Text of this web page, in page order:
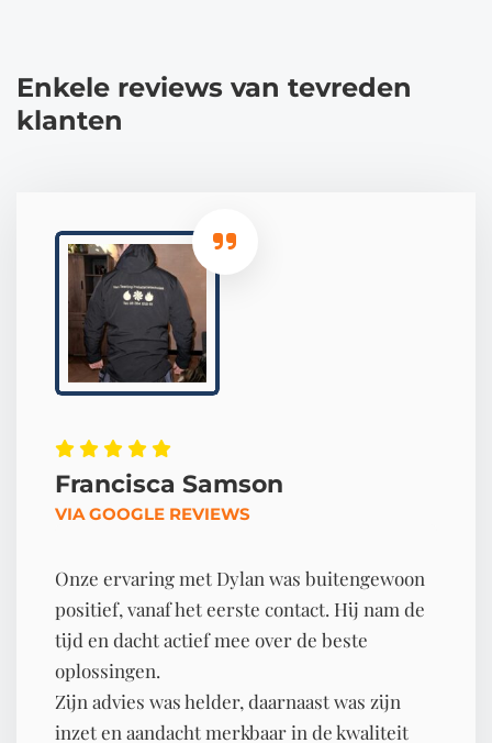
Enkele reviews van tevreden
klanten
Francisca Samson
VIA GOOGLE REVIEWS
Onze ervaring met Dylan was buitengewoon
positief, vanaf het eerste contact. Hij nam de
tijd en dacht actief mee over de beste
oplossingen.
Zijn advies was helder, daarnaast was zijn
inzet en aandacht merkbaar in de kwaliteit